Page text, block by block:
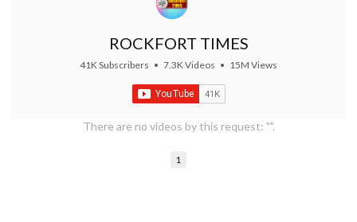
ROCKFORT TIMES
41K Subscribers • 7.3K Videos • 15M Views
There are no videos by this request: "".
1